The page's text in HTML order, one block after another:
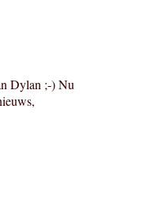
Dylan ;-) Nu